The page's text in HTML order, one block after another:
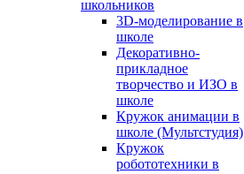
школьников
3D-моделирование в
школе
Декоративно-
прикладное
творчество и ИЗО в
школе
Кружок анимации в
школе (Мультстудия)
Кружок
робототехники в